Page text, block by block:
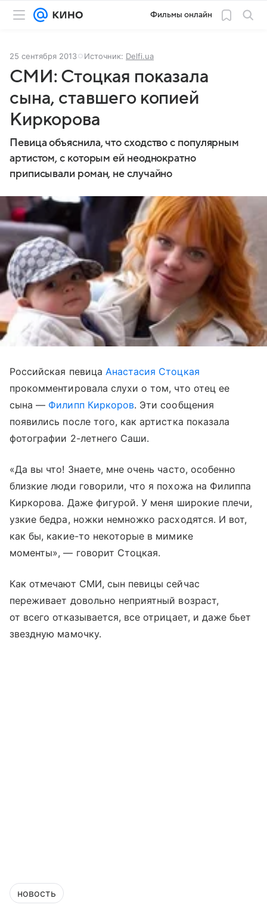
Фильмы онлайн
25 сентября 2013 Источник: Delfi.ua
СМИ: Стоцкая показала
сына, ставшего копией
Киркорова
Певица объяснила, что сходство с популярным
артистом, с которым ей неоднократно
приписывали роман, не случайно
Российская певица Анастасия Стоцкая
прокомментировала слухи о том, что отец ее
сына — Филипп Киркоров. Эти сообщения
появились после того, как артистка показала
фотографии 2-летнего Саши.
«Да вы что! Знаете, мне очень часто, особенно
близкие люди говорили, что я похожа на Филиппа
Киркорова. Даже фигурой. У меня широкие плечи,
узкие бедра, ножки немножко расходятся. И вот,
как бы, какие-то некоторые в мимике
моменты», — говорит Стоцкая.
Как отмечают СМИ, сын певицы сейчас
переживает довольно неприятный возраст,
от всего отказывается, все отрицает, и даже бьет
звездную мамочку.
новость